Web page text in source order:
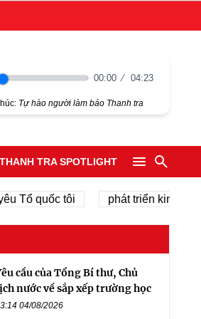
00:00 04:23
Tự hào người làm báo Thanh tra
THANH TRA SPOTLIGHT
tôi phát triển kinh tế tư nhân
cầu của Tổng Bí thư, Chủ
nước về sắp xếp trường học
04/08/2026